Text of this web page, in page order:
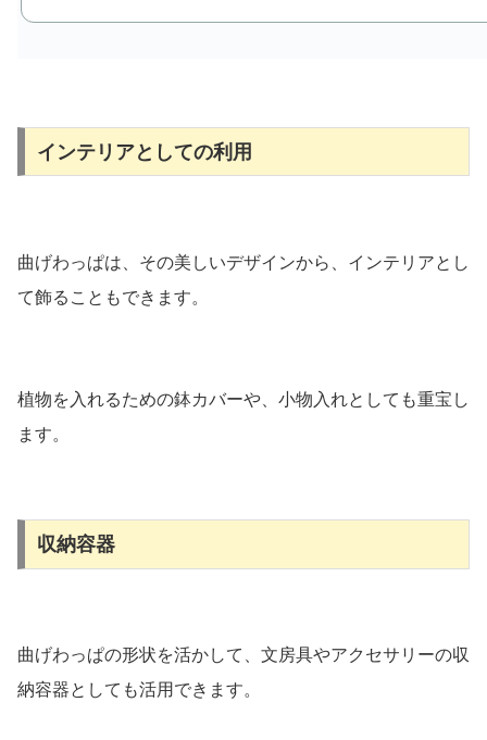
インテリアとしての利用
曲げわっぱは、その美しいデザインから、インテリアとし
て飾ることもできます。
植物を入れるための鉢カバーや、小物入れとしても重宝し
ます。
収納容器
曲げわっぱの形状を活かして、文房具やアクセサリーの収
納容器としても活用できます。